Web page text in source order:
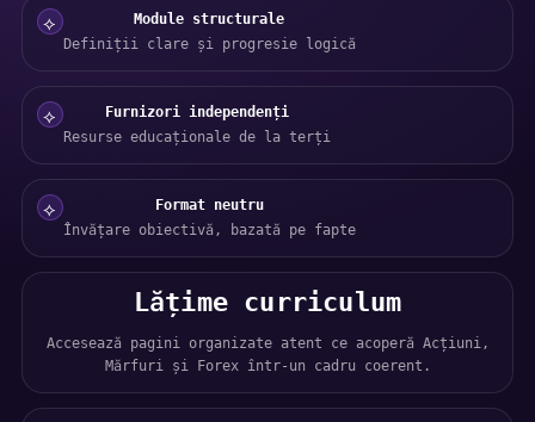
⟡
Module structurale
Definiții clare și progresie logică
⟡
Furnizori independenți
Resurse educaționale de la terți
⟡
Format neutru
Învățare obiectivă, bazată pe fapte
Lățime curriculum
Accesează pagini organizate atent ce acoperă Acțiuni,
Mărfuri și Forex într-un cadru coerent.